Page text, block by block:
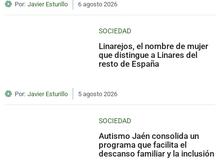
Por: Javier Esturillo 6 agosto 2026
SOCIEDAD
Linarejos, el nombre de mujer
que distingue a Linares del
resto de España
Por: Javier Esturillo 5 agosto 2026
SOCIEDAD
Autismo Jaén consolida un
programa que facilita el
descanso familiar y la inclusión